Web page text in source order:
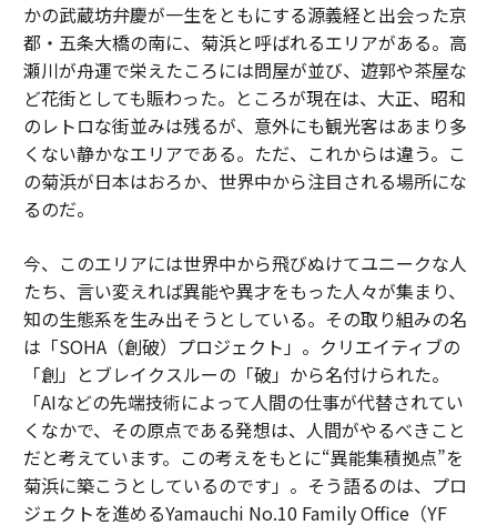
かの武蔵坊弁慶が一生をともにする源義経と出会った京
都・五条大橋の南に、菊浜と呼ばれるエリアがある。高
瀬川が舟運で栄えたころには問屋が並び、遊郭や茶屋な
ど花街としても賑わった。ところが現在は、大正、昭和
のレトロな街並みは残るが、意外にも観光客はあまり多
くない静かなエリアである。ただ、これからは違う。こ
の菊浜が日本はおろか、世界中から注目される場所にな
るのだ。
今、このエリアには世界中から飛びぬけてユニークな人
たち、言い変えれば異能や異才をもった人々が集まり、
知の生態系を生み出そうとしている。その取り組みの名
は「SOHA（創破）プロジェクト」。クリエイティブの
「創」とブレイクスルーの「破」から名付けられた。
「AIなどの先端技術によって人間の仕事が代替されてい
くなかで、その原点である発想は、人間がやるべきこと
だと考えています。この考えをもとに“異能集積拠点”を
菊浜に築こうとしているのです」。そう語るのは、プロ
ジェクトを進めるYamauchi No.10 Family Office（YF